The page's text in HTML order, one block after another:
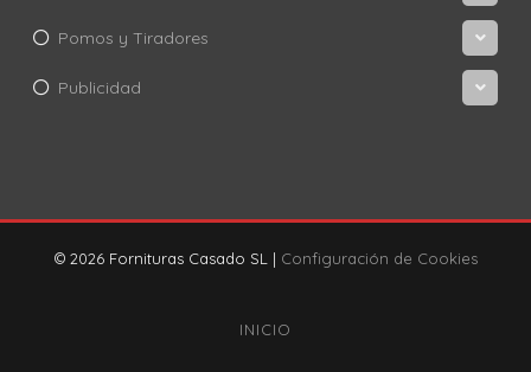
Pomos y Tiradores
Publicidad
© 2026 Fornituras Casado SL | Configuración de Cookies
INICIO